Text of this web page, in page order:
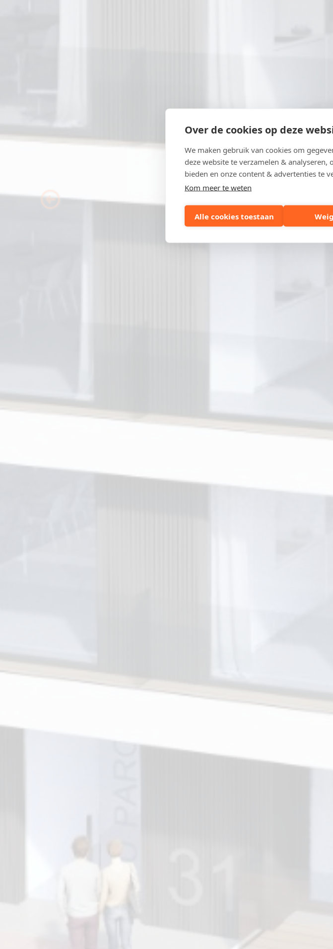
Over de cookies op deze
We maken gebruik van cookies om
deze website te verzamelen &
bieden en onze content & advertenties te
Kom meer te weten
Alle cookies toestaan